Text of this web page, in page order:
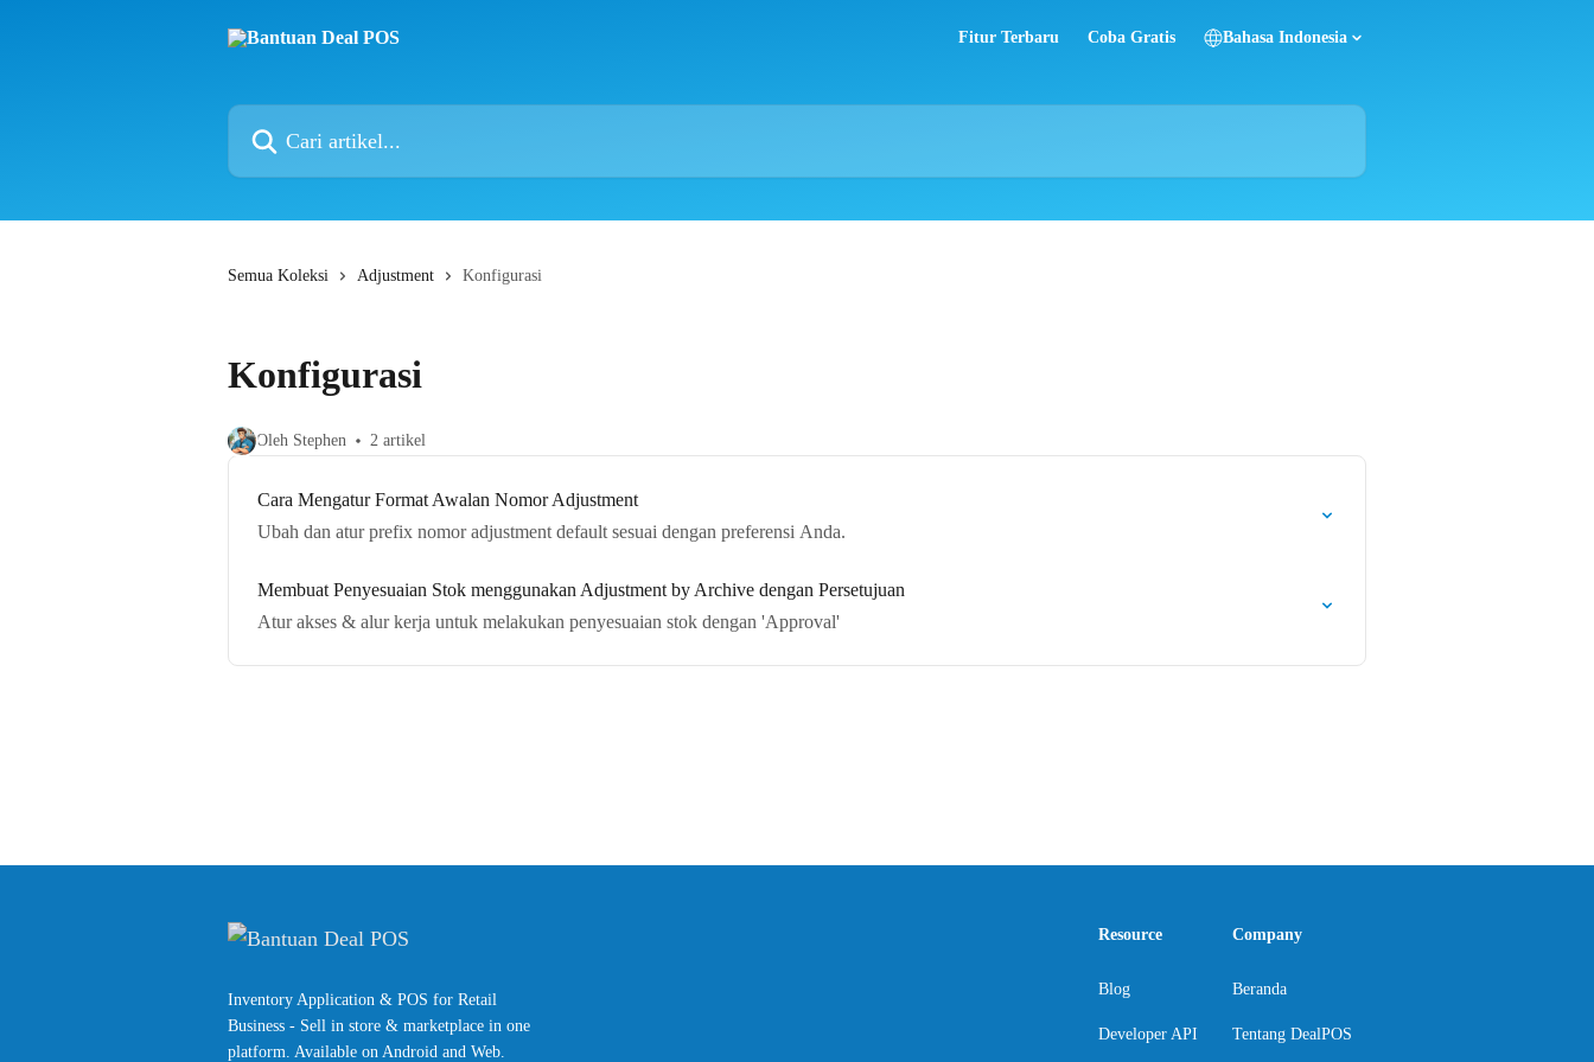
Fitur Terbaru Coba Gratis Bahasa Indonesia
Cari artikel...
Semua Koleksi Adjustment Konfigurasi
Konfigurasi
Oleh Stephen 2 artikel
Cara Mengatur Format Awalan Nomor Adjustment
Ubah dan atur prefix nomor adjustment default sesuai dengan preferensi Anda.
Membuat Penyesuaian Stok menggunakan Adjustment by Archive dengan Persetujuan
Atur akses & alur kerja untuk melakukan penyesuaian stok dengan 'Approval'
Inventory Application & POS for Retail
Business - Sell in store & marketplace in one
platform. Available on Android and Web.
Resource
Blog
Developer API
Company
Beranda
Tentang DealPOS